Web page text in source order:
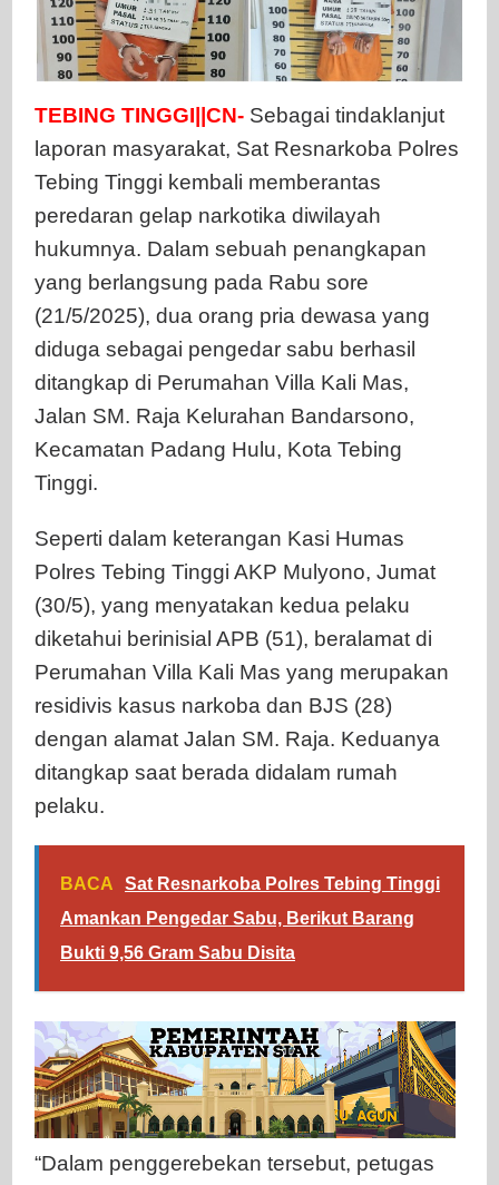
TEBING TINGGI||CN- Sebagai tindaklanjut
laporan masyarakat, Sat Resnarkoba Polres
Tebing Tinggi kembali memberantas
peredaran gelap narkotika diwilayah
hukumnya. Dalam sebuah penangkapan
yang berlangsung pada Rabu sore
(21/5/2025), dua orang pria dewasa yang
diduga sebagai pengedar sabu berhasil
ditangkap di Perumahan Villa Kali Mas,
Jalan SM. Raja Kelurahan Bandarsono,
Kecamatan Padang Hulu, Kota Tebing
Tinggi.
Seperti dalam keterangan Kasi Humas
Polres Tebing Tinggi AKP Mulyono, Jumat
(30/5), yang menyatakan kedua pelaku
diketahui berinisial APB (51), beralamat di
Perumahan Villa Kali Mas yang merupakan
residivis kasus narkoba dan BJS (28)
dengan alamat Jalan SM. Raja. Keduanya
ditangkap saat berada didalam rumah
pelaku.
BACA
Sat Resnarkoba Polres Tebing Tinggi
Amankan Pengedar Sabu, Berikut Barang
Bukti 9,56 Gram Sabu Disita
“Dalam penggerebekan tersebut, petugas